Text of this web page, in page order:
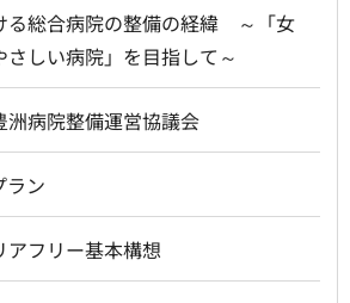
る総合病院の整備の経緯 ～「女
しい病院」を目指して～
洲病院整備運営協議会
ラン
アフリー基本構想